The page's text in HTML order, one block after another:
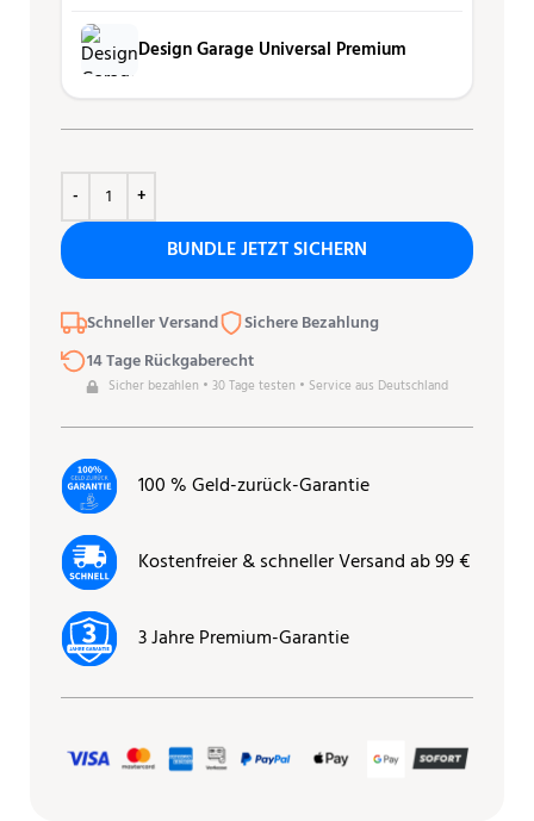
Design Garage Universal Premium
BUNDLE JETZT SICHERN
Schneller Versand
Sichere Bezahlung
14 Tage Rückgaberecht
Sicher bezahlen • 30 Tage testen • Service aus Deutschland
100 % Geld-zurück-Garantie
Kostenfreier & schneller Versand ab 99 €
3 Jahre Premium-Garantie